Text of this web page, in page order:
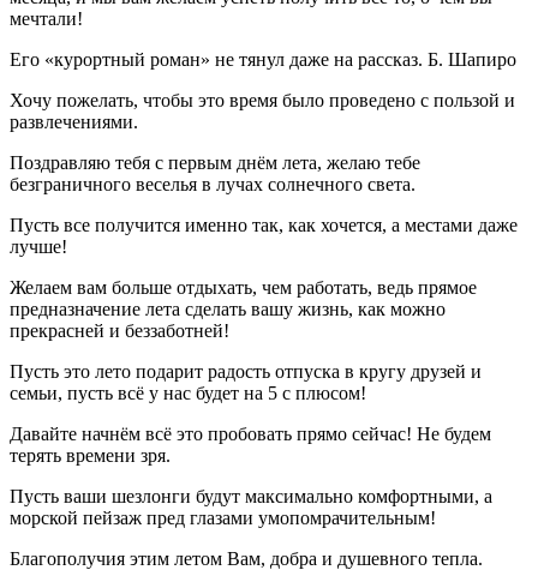
мечтали!
Его «курортный роман» не тянул даже на рассказ. Б. Шапиро
Хочу пожелать, чтобы это время было проведено с пользой и
развлечениями.
Поздравляю тебя с первым днём лета, желаю тебе
безграничного веселья в лучах солнечного света.
Пусть все получится именно так, как хочется, а местами даже
лучше!
Желаем вам больше отдыхать, чем работать, ведь прямое
предназначение лета сделать вашу жизнь, как можно
прекрасней и беззаботней!
Пусть это лето подарит радость отпуска в кругу друзей и
семьи, пусть всё у нас будет на 5 с плюсом!
Давайте начнём всё это пробовать прямо сейчас! Не будем
терять времени зря.
Пусть ваши шезлонги будут максимально комфортными, а
морской пейзаж пред глазами умопомрачительным!
Благополучия этим летом Вам, добра и душевного тепла.